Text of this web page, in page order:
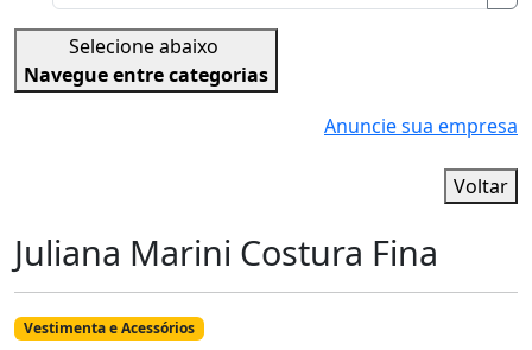
Selecione abaixo
Navegue entre categorias
Anuncie sua empresa
Voltar
Juliana Marini Costura Fina
Vestimenta e Acessórios